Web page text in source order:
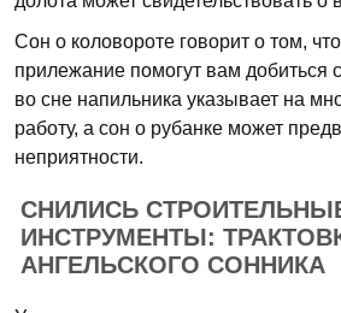
Сон о коловороте говорит о том,
прилежание помогут вам добиться
во сне напильника указывает на
работу, а сон о рубанке может
неприятности.
СНИЛИСЬ
ИНСТРУМЕНТЫ:
АНГЕЛЬСКОГО СОННИКА